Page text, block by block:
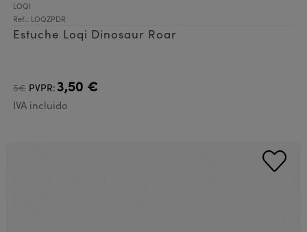
LOQI
Ref.: LOQZPDR
Estuche Loqi Dinosaur Roar
5€ PVPR:3,50 €
IVA incluido